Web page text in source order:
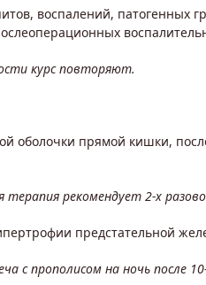
воспалений, патогенных
курс повторяют.
оболочки прямой кишки,
рекомендует 2-х
предстательной
с прополисом на ночь после